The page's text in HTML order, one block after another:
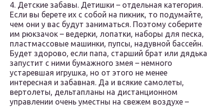
4. Детские забавы. Детишки – отдельная категория.
Если вы берете их с собой на пикник, то подумайте,
чем они у вас будут заниматься. Поэтому соберите
им рюкзачок – ведерки, лопатки, наборы для песка,
пластмассовые машинки, пупсы, надувной бассейн.
Будет здорово, если папа, старший брат или дядька
запустит с ними бумажного змея – немного
устаревшая игрушка, но от этого не менее
интересная и забавная. Да и всякие самолеты,
вертолеты, дельтапланы на дистанционном
управлении очень уместны на свежем воздухе –